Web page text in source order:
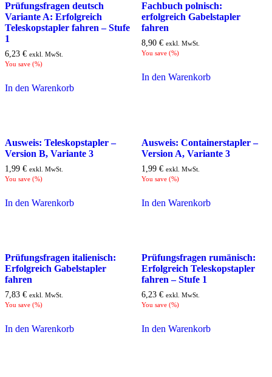
Prüfungsfragen deutsch
Variante A: Erfolgreich
Teleskopstapler fahren – Stufe
1
6,23 € exkl. MwSt.
You save (%)
In den Warenkorb
Fachbuch polnisch:
erfolgreich Gabelstapler
fahren
8,90 € exkl. MwSt.
You save (%)
In den Warenkorb
Ausweis: Teleskopstapler –
Version B, Variante 3
1,99 € exkl. MwSt.
You save (%)
In den Warenkorb
Ausweis: Containerstapler –
Version A, Variante 3
1,99 € exkl. MwSt.
You save (%)
In den Warenkorb
Prüfungsfragen italienisch:
Erfolgreich Gabelstapler
fahren
7,83 € exkl. MwSt.
You save (%)
In den Warenkorb
Prüfungsfragen rumänisch:
Erfolgreich Teleskopstapler
fahren – Stufe 1
6,23 € exkl. MwSt.
You save (%)
In den Warenkorb